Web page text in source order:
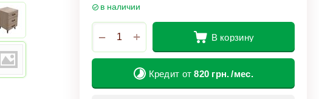
в наличии
+
− В корзину
Кредит от820 грн. /мес.